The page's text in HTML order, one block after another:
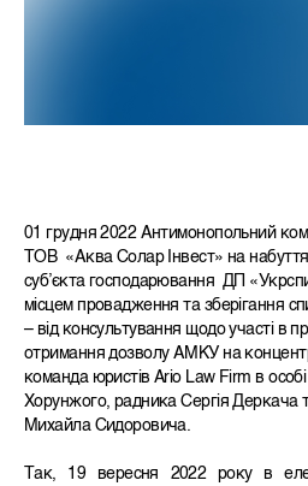
01 грудня 2022 Антимонопольний
ТОВ «Аква Солар Інвест» на
суб’єкта господарювання ДП
місцем провадження та зберігання
– від консультування щодо участі в
отримання дозволу АМКУ на
команда юристів Ario Law Firm в
Хорунжого, радника Сергія Деркача
Михайла Сидоровича.
Так, 19 вересня 2022 року в